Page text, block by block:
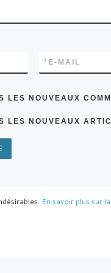
E-MAIL
*
LES NOUVEAUX
LES NOUVEAUX
En savoir plus sur